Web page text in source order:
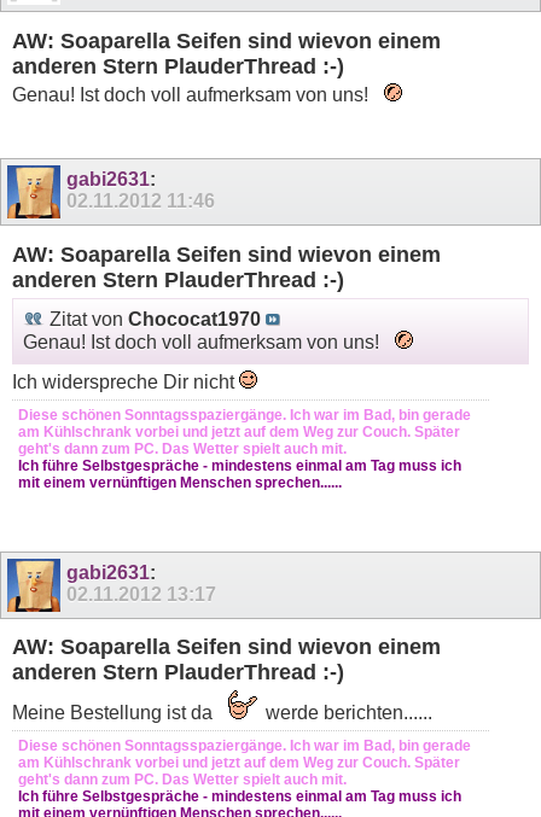
AW: Soaparella Seifen sind wievon einem
anderen Stern PlauderThread :-)
Genau! Ist doch voll aufmerksam von uns!
gabi2631:
02.11.2012 11:46
AW: Soaparella Seifen sind wievon einem
anderen Stern PlauderThread :-)
Zitat von Chococat1970
Genau! Ist doch voll aufmerksam von uns!
Ich widerspreche Dir nicht
Diese schönen Sonntagsspaziergänge. Ich war im Bad, bin gerade
am Kühlschrank vorbei und jetzt auf dem Weg zur Couch. Später
geht's dann zum PC. Das Wetter spielt auch mit.
Ich führe Selbstgespräche - mindestens einmal am Tag muss ich
mit einem vernünftigen Menschen sprechen......
gabi2631:
02.11.2012 13:17
AW: Soaparella Seifen sind wievon einem
anderen Stern PlauderThread :-)
Meine Bestellung ist da werde berichten......
Diese schönen Sonntagsspaziergänge. Ich war im Bad, bin gerade
am Kühlschrank vorbei und jetzt auf dem Weg zur Couch. Später
geht's dann zum PC. Das Wetter spielt auch mit.
Ich führe Selbstgespräche - mindestens einmal am Tag muss ich
mit einem vernünftigen Menschen sprechen......